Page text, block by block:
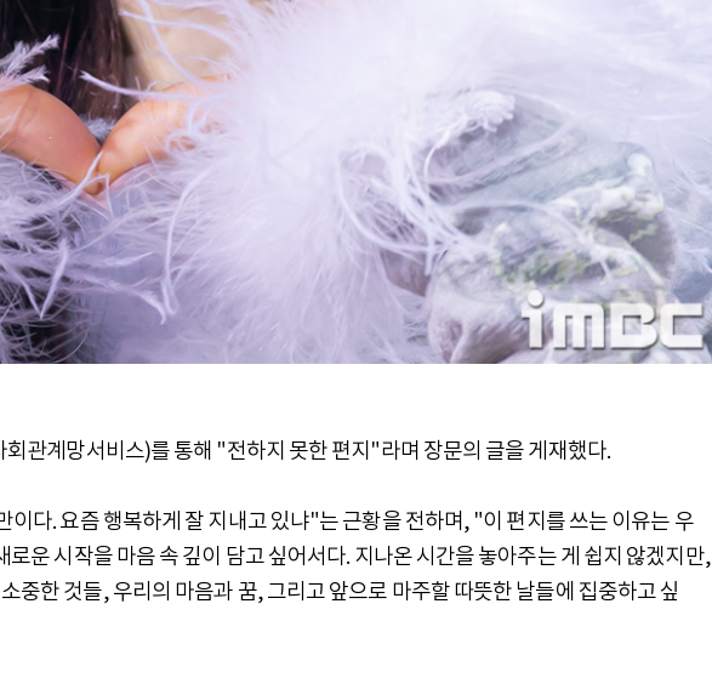
관계망서비스)를 통해 "전하지 못한 편지"라며 장문의 글을 게재했다.
이다. 요즘 행복하게 잘 지내고 있냐"는 근황을 전하며, "이 편지를 쓰는 이유는 우
로운 시작을 마음 속 깊이 담고 싶어서다. 지나온 시간을 놓아주는 게 쉽지 않겠지만,
중한 것들, 우리의 마음과 꿈, 그리고 앞으로 마주할 따뜻한 날들에 집중하고 싶